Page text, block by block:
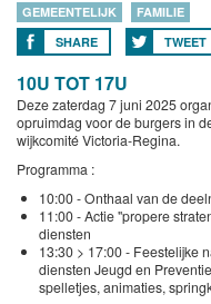
GEMEENTELIJK
FAMILIE
SHARE
TWEET
10U TOT 17U
Deze zaterdag 7 juni 2025
opruimdag voor de burgers in
wijkcomité Victoria-Regina.
Programma :
10:00 - Onthaal van de
11:00 - Actie "propere
diensten
13:30 > 17:00 - Feestelijke
diensten Jeugd en
spelletjes, animaties,